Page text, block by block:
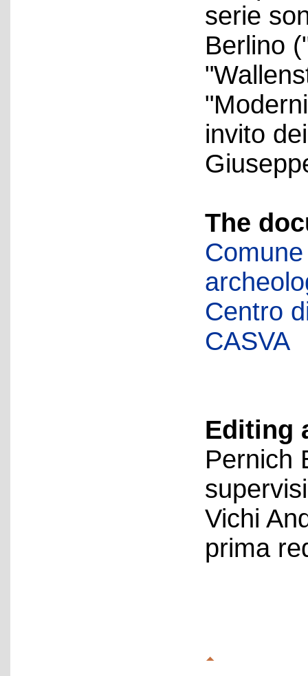
serie
Berlino
invito
The
Centro
CASVA
Editing
Pernich
Vichi
prima